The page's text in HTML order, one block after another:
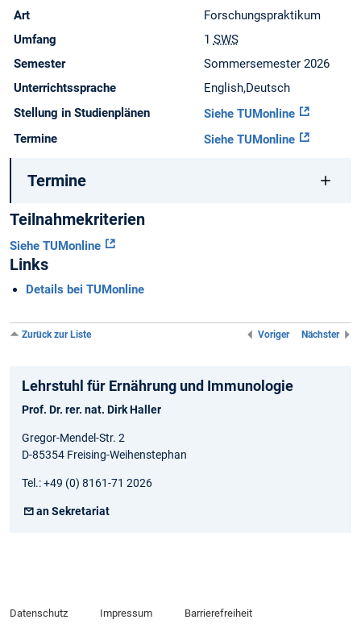
Art
Forschungspraktikum
Umfang
1 SWS
Semester
Sommersemester 2026
Unterrichtssprache
English,Deutsch
Stellung in Studienplänen
Siehe TUMonline
Termine
Siehe TUMonline
Termine
Teilnahmekriterien
Siehe TUMonline
Links
Details bei TUMonline
Zurück zur Liste Nächster
Voriger
Lehrstuhl für Ernährung und Immunologie
Prof. Dr. rer. nat. Dirk Haller
Gregor-Mendel-Str. 2
D-85354 Freising-Weihenstephan
Tel.: +49 (0) 8161-71 2026
an Sekretariat
Datenschutz Impressum Barrierefreiheit